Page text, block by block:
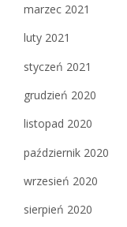
marzec 2021
luty 2021
styczeń 2021
grudzień 2020
listopad 2020
październik 2020
wrzesień 2020
sierpień 2020